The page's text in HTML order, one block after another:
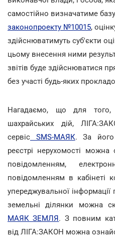
самостійно визначатиме
законопроекту №10015,
здійснюватимуть суб'єкти
цьому внесення ними
звітів буде здійснюватися
без участі будь-яких
Нагадаємо, що для
шахрайських дій,
сервіс SMS-МАЯК. За
реєстрі нерухомості можна
повідомленням,
повідомленням в кабінеті
упереджувальної
земельні ділянки можна
МАЯК ЗЕМЛЯ. З повним
від ЛІГА:ЗАКОН можна